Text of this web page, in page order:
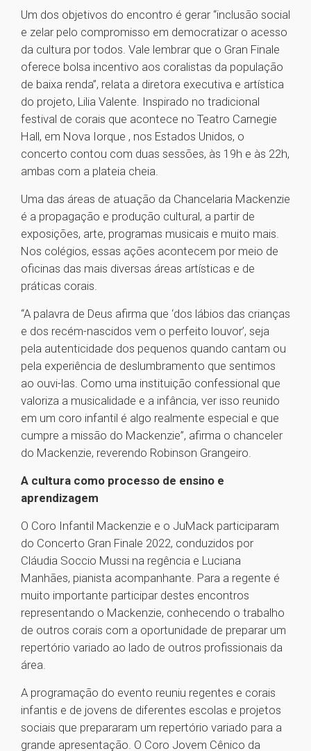
Um dos objetivos do encontro é gerar “inclusão social
e zelar pelo compromisso em democratizar o acesso
da cultura por todos. Vale lembrar que o Gran Finale
oferece bolsa incentivo aos coralistas da população
de baixa renda”, relata a diretora executiva e artística
do projeto, Lilia Valente. Inspirado no tradicional
festival de corais que acontece no Teatro Carnegie
Hall, em Nova Iorque , nos Estados Unidos, o
concerto contou com duas sessões, às 19h e às 22h,
ambas com a plateia cheia.
Uma das áreas de atuação da Chancelaria Mackenzie
é a propagação e produção cultural, a partir de
exposições, arte, programas musicais e muito mais.
Nos colégios, essas ações acontecem por meio de
oficinas das mais diversas áreas artísticas e de
práticas corais.
“A palavra de Deus afirma que ‘dos lábios das crianças
e dos recém-nascidos vem o perfeito louvor’, seja
pela autenticidade dos pequenos quando cantam ou
pela experiência de deslumbramento que sentimos
ao ouvi-las. Como uma instituição confessional que
valoriza a musicalidade e a infância, ver isso reunido
em um coro infantil é algo realmente especial e que
cumpre a missão do Mackenzie”, afirma o chanceler
do Mackenzie, reverendo Robinson Grangeiro.
A cultura como processo de ensino e
aprendizagem
O Coro Infantil Mackenzie e o JuMack participaram
do Concerto Gran Finale 2022, conduzidos por
Cláudia Soccio Mussi na regência e Luciana
Manhães, pianista acompanhante. Para a regente é
muito importante participar destes encontros
representando o Mackenzie, conhecendo o trabalho
de outros corais com a oportunidade de preparar um
repertório variado ao lado de outros profissionais da
área.
A programação do evento reuniu regentes e corais
infantis e de jovens de diferentes escolas e projetos
sociais que prepararam um repertório variado para a
grande apresentação. O Coro Jovem Cênico da